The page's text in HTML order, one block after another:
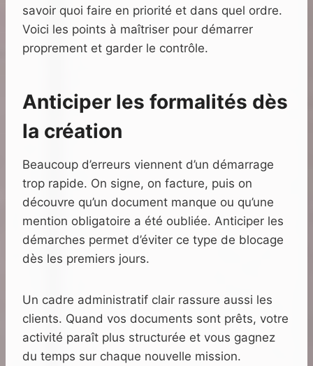
savoir quoi faire en priorité et dans quel ordre.
Voici les points à maîtriser pour démarrer
proprement et garder le contrôle.
Anticiper les formalités dès
la création
Beaucoup d’erreurs viennent d’un démarrage
trop rapide. On signe, on facture, puis on
découvre qu’un document manque ou qu’une
mention obligatoire a été oubliée. Anticiper les
démarches permet d’éviter ce type de blocage
dès les premiers jours.
Un cadre administratif clair rassure aussi les
clients. Quand vos documents sont prêts, votre
activité paraît plus structurée et vous gagnez
du temps sur chaque nouvelle mission.